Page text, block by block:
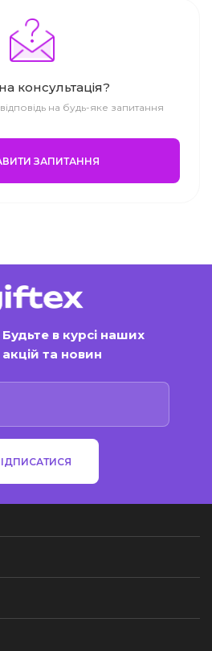
консультація?
на будь-яке запитання
ЗАПИТАННЯ
Будьте в курсі наших
акцій та новин